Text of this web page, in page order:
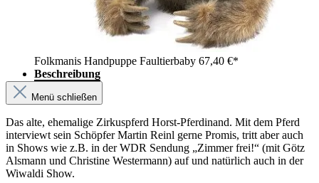
Folkmanis Handpuppe Faultierbaby 67,40 €*
Beschreibung
Menü schließen
Das alte, ehemalige Zirkuspferd Horst-Pferdinand. Mit dem Pferd
interviewt sein Schöpfer Martin Reinl gerne Promis, tritt aber auch
in Shows wie z.B. in der WDR Sendung „Zimmer frei!“ (mit Götz
Alsmann und Christine Westermann) auf und natürlich auch in der
Wiwaldi Show.